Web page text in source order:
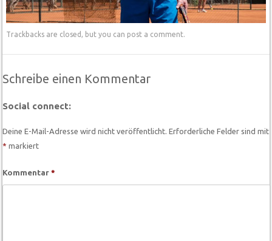
Trackbacks are closed, but you can post a comment.
Schreibe einen Kommentar
Social connect:
Deine E-Mail-Adresse wird nicht veröffentlicht. Erforderliche Felder sind mit
* markiert
Kommentar*